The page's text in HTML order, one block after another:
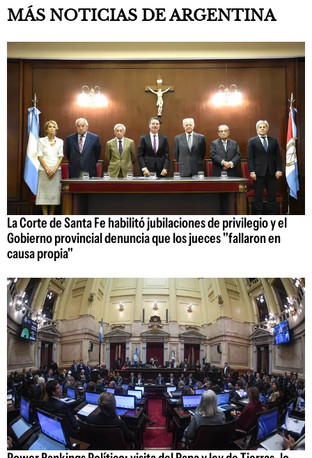
MÁS NOTICIAS DE ARGENTINA
La Corte de Santa Fe habilitó jubilaciones de privilegio y el
Gobierno provincial denuncia que los jueces "fallaron en
causa propia"